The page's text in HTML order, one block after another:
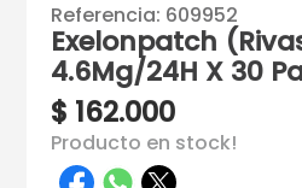
Referencia: 609952
Exelonpatch
4.6Mg/24H X 30
$ 162.000
Producto en stock!